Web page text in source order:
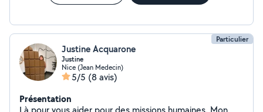
Particulier
Justine Acquarone
Justine
Nice (Jean Medecin)
5/5 (8 avis)
Présentation